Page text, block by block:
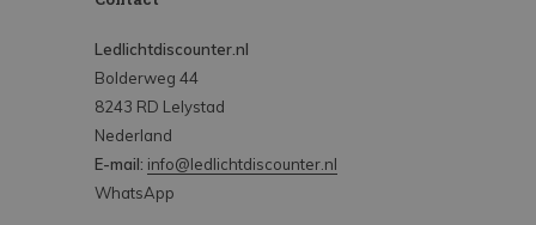
Ledlichtdiscounter.nl
Bolderweg 44
8243 RD Lelystad
Nederland
E-mail: info@ledlichtdiscounter.nl
WhatsApp